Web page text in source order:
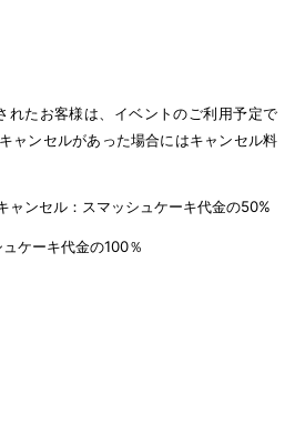
れたお客様は、イベントのご利用予定で
ャンセルがあった場合にはキャンセル料
ャンセル：スマッシュケーキ代金の50%
ケーキ代金の100％